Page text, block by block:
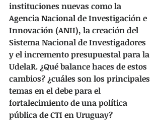
instituciones nuevas como la
Agencia Nacional de Investigación e
Innovación (ANII), la creación del
Sistema Nacional de Investigadores
y el incremento presupuestal para la
UdelaR. ¿Qué balance haces de estos
cambios? ¿cuáles son los principales
temas en el debe para el
fortalecimiento de una política
pública de CTI en Uruguay?